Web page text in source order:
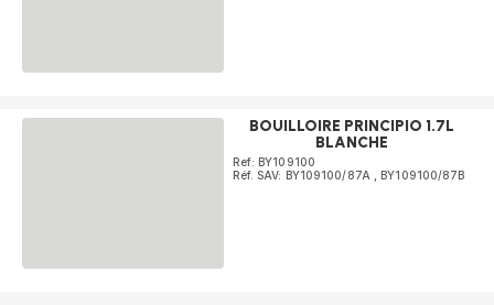
BOUILLOIRE PRINCIPIO 1.7L
BLANCHE
Ref: BY109100
Réf. SAV: BY109100/87A
,BY109100/87B